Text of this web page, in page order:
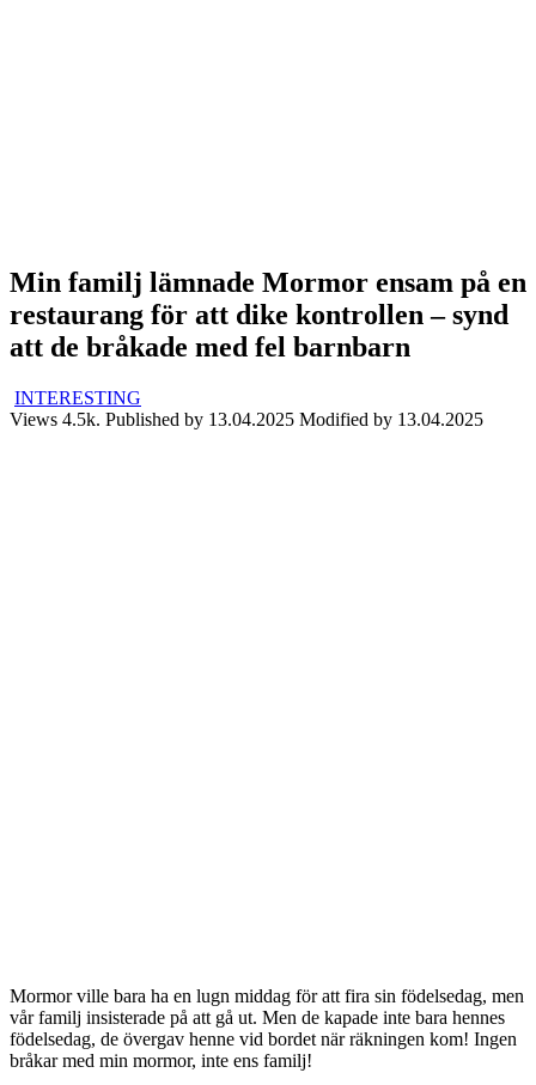
Min familj lämnade Mormor ensam på en
restaurang för att dike kontrollen – synd
att de bråkade med fel barnbarn
INTERESTING
Views 4.5k. Published by 13.04.2025 Modified by 13.04.2025
Mormor ville bara ha en lugn middag för att fira sin födelsedag, men
vår familj insisterade på att gå ut. Men de kapade inte bara hennes
födelsedag, de övergav henne vid bordet när räkningen kom! Ingen
bråkar med min mormor, inte ens familj!